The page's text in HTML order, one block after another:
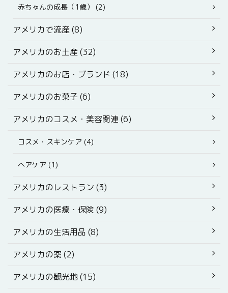
赤ちゃんの成長（1歳） (2)
アメリカで流産 (8)
アメリカのお土産 (32)
アメリカのお店・ブランド (18)
アメリカのお菓子 (6)
アメリカのコスメ・美容関連 (6)
コスメ・スキンケア (4)
ヘアケア (1)
アメリカのレストラン (3)
アメリカの医療・保険 (9)
アメリカの生活用品 (8)
アメリカの薬 (2)
アメリカの観光地 (15)